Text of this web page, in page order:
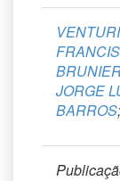
JORGE
BARROS;